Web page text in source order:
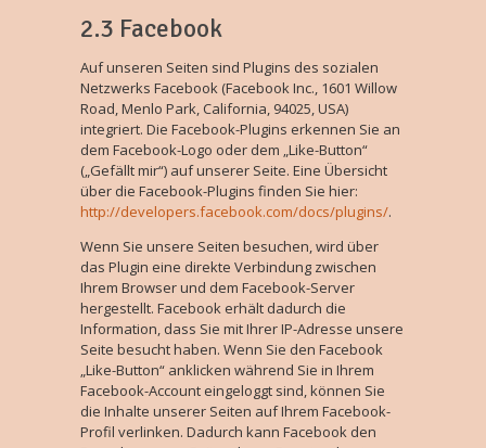
2.3 Facebook
Auf unseren Seiten sind Plugins des sozialen
Netzwerks Facebook (Facebook Inc., 1601 Willow
Road, Menlo Park, California, 94025, USA)
integriert. Die Facebook-Plugins erkennen Sie an
dem Facebook-Logo oder dem „Like-Button“
(„Gefällt mir“) auf unserer Seite. Eine Übersicht
über die Facebook-Plugins finden Sie hier:
http://developers.facebook.com/docs/plugins/.
Wenn Sie unsere Seiten besuchen, wird über
das Plugin eine direkte Verbindung zwischen
Ihrem Browser und dem Facebook-Server
hergestellt. Facebook erhält dadurch die
Information, dass Sie mit Ihrer IP-Adresse unsere
Seite besucht haben. Wenn Sie den Facebook
„Like-Button“ anklicken während Sie in Ihrem
Facebook-Account eingeloggt sind, können Sie
die Inhalte unserer Seiten auf Ihrem Facebook-
Profil verlinken. Dadurch kann Facebook den